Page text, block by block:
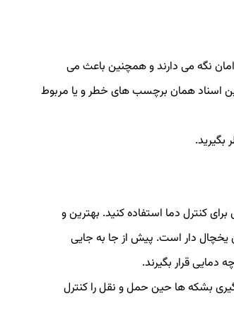
نگه می دارند و همچنین باعث می
اسناد همان برچسب های خطر و یا مربوط
کنترل دما استفاده کنید. بهترین و
یخچال دار است. پیش از جا به جایی
قرار بگیرند.
بشکه ها حین حمل و نقل را کنترل